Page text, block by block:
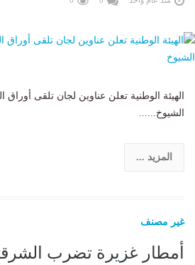
الهيئة الوطنية تعلن عناوين لجان تلقى
الشيوخ......
المزيد ...
غير مصنف
أمطار غزيرة تضرب